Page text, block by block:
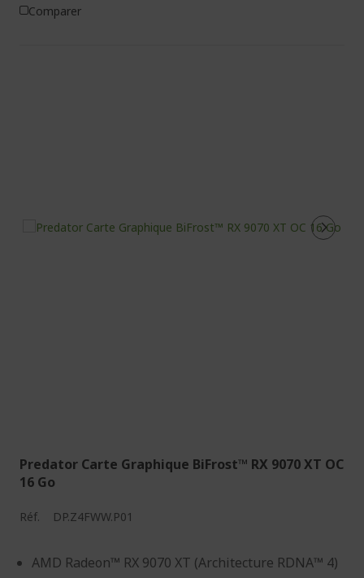
Comparer
Predator Carte Graphique BiFrost™ RX 9070 XT OC
16 Go
Réf. DP.Z4FWW.P01
AMD Radeon™ RX 9070 XT (Architecture RDNA™ 4)